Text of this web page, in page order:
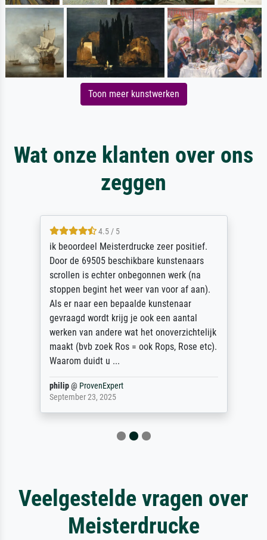
Toon meer kunstwerken
Wat onze klanten over ons
zeggen
4.5 / 5
ik beoordeel Meisterdrucke zeer positief.
Door de 69505 beschikbare kunstenaars
scrollen is echter onbegonnen werk (na
stoppen begint het weer van voor af aan).
Als er naar een bepaalde kunstenaar
gevraagd wordt krijg je ook een aantal
werken van andere wat het onoverzichtelijk
maakt (bvb zoek Ros = ook Rops, Rose etc).
Waarom duidt u ...
philip@ ProvenExpert
September 23, 2025
Veelgestelde vragen over
Meisterdrucke